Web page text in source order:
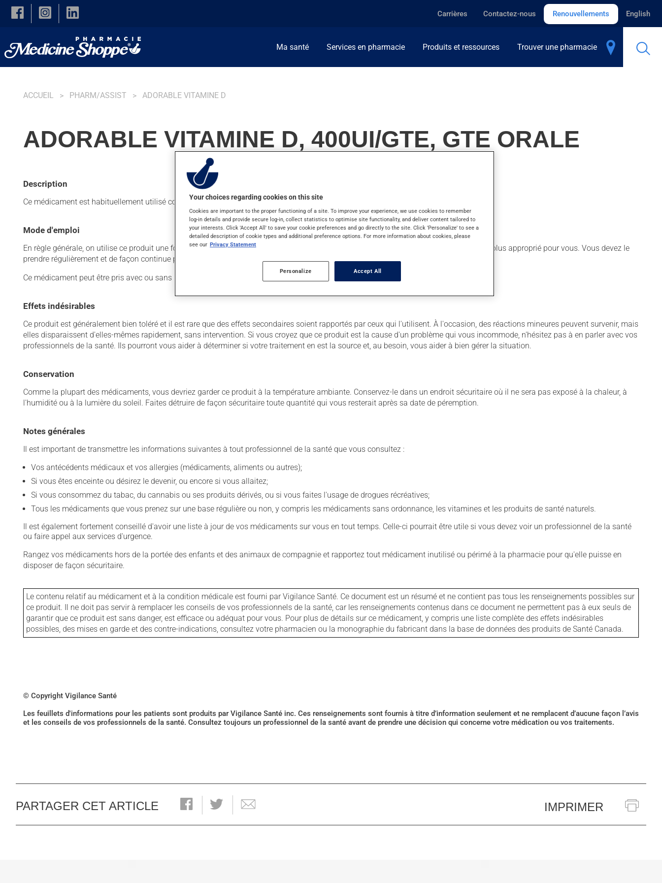
Skip to main content
Carrières Contactez-nous Renouvellements English
Ma santé Services en pharmacie Produits et ressources Trouver une pharmacie
ACCUEIL PHARM/ASSIST ADORABLE VITAMINE D
ADORABLE VITAMINE D, 400UI/GTE, GTE ORALE
Description
Ce médicament est habituellement utilisé comme supplément de vitamines et minéraux. On l'emploie aussi pour l'hypoparathyroïdie.
Mode d'emploi
En règle générale, on utilise ce produit une fois par jour. Il est possible que votre pharmacien vous ait indiqué un horaire différent qui est plus approprié pour vous. Vous devez le
prendre régulièrement et de façon continue pour maintenir ses effets bénéfiques.
Ce médicament peut être pris avec ou sans nourriture, sans égard aux repas ou aux collations.
Effets indésirables
Ce produit est généralement bien toléré et il est rare que des effets secondaires soient rapportés par ceux qui l'utilisent. À l'occasion, des réactions mineures peuvent survenir, mais
elles disparaissent d'elles-mêmes rapidement, sans intervention. Si vous croyez que ce produit est la cause d'un problème qui vous incommode, n'hésitez pas à en parler avec vos
professionnels de la santé. Ils pourront vous aider à déterminer si votre traitement en est la source et, au besoin, vous aider à bien gérer la situation.
Conservation
Comme la plupart des médicaments, vous devriez garder ce produit à la température ambiante. Conservez-le dans un endroit sécuritaire où il ne sera pas exposé à la chaleur, à
l'humidité ou à la lumière du soleil. Faites détruire de façon sécuritaire toute quantité qui vous resterait après sa date de péremption.
Notes générales
Il est important de transmettre les informations suivantes à tout professionnel de la santé que vous consultez :
Vos antécédents médicaux et vos allergies (médicaments, aliments ou autres);
Si vous êtes enceinte ou désirez le devenir, ou encore si vous allaitez;
Si vous consommez du tabac, du cannabis ou ses produits dérivés, ou si vous faites l'usage de drogues récréatives;
Tous les médicaments que vous prenez sur une base régulière ou non, y compris les médicaments sans ordonnance, les vitamines et les produits de santé naturels.
Il est également fortement conseillé d'avoir une liste à jour de vos médicaments sur vous en tout temps. Celle-ci pourrait être utile si vous devez voir un professionnel de la santé
ou faire appel aux services d'urgence.
Rangez vos médicaments hors de la portée des enfants et des animaux de compagnie et rapportez tout médicament inutilisé ou périmé à la pharmacie pour qu'elle puisse en
disposer de façon sécuritaire.
Le contenu relatif au médicament et à la condition médicale est fourni par Vigilance Santé. Ce document est un résumé et ne contient pas tous les renseignements possibles sur
ce produit. Il ne doit pas servir à remplacer les conseils de vos professionnels de la santé, car les renseignements contenus dans ce document ne permettent pas à eux seuls de
garantir que ce produit est sans danger, est efficace ou adéquat pour vous. Pour plus de détails sur ce médicament, y compris une liste complète des effets indésirables
possibles, des mises en garde et des contre-indications, consultez votre pharmacien ou la monographie du fabricant dans la base de données des produits de Santé Canada.
© Copyright Vigilance Santé
Les feuillets d'informations pour les patients sont produits par Vigilance Santé inc. Ces renseignements sont fournis à titre d’information seulement et ne remplacent d’aucune façon l’avis
et les conseils de vos professionnels de la santé. Consultez toujours un professionnel de la santé avant de prendre une décision qui concerne votre médication ou vos traitements.
PARTAGER CET ARTICLE IMPRIMER
Your choices regarding cookies on this site
Cookies are important to the proper functioning of a site. To improve your experience, we use cookies to remember
log-in details and provide secure log-in, collect statistics to optimise site functionality, and deliver content tailored to
your interests. Click 'Accept All' to save your cookie preferences and go directly to the site. Click 'Personalize' to see a
detailed description of cookie types and additional preference options. For more information about cookies, please
see our Privacy Statement
Personalize Accept All